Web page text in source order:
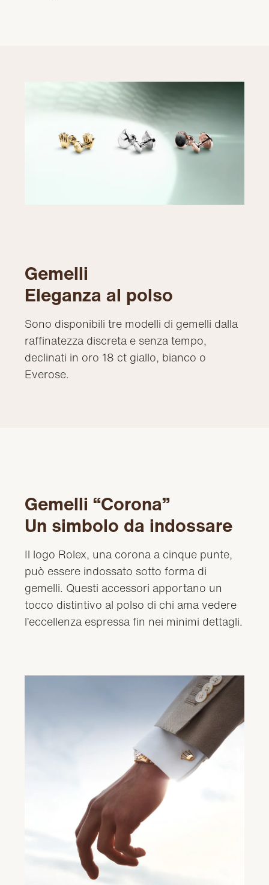
Gemelli
Eleganza al polso
Sono disponibili tre modelli di gemelli dalla
raffinatezza discreta e senza tempo,
declinati in oro 18 ct giallo, bianco o
Everose.
Gemelli “Corona”
Un simbolo da indossare
Il logo Rolex, una corona a cinque punte,
può essere indossato sotto forma di
gemelli. Questi accessori apportano un
tocco distintivo al polso di chi ama vedere
l’eccellenza espressa fin nei minimi dettagli.